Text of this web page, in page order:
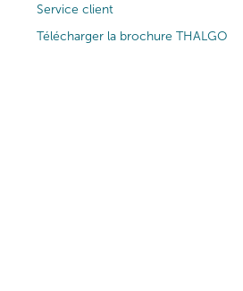
Service client
Télécharger la brochure THALGO